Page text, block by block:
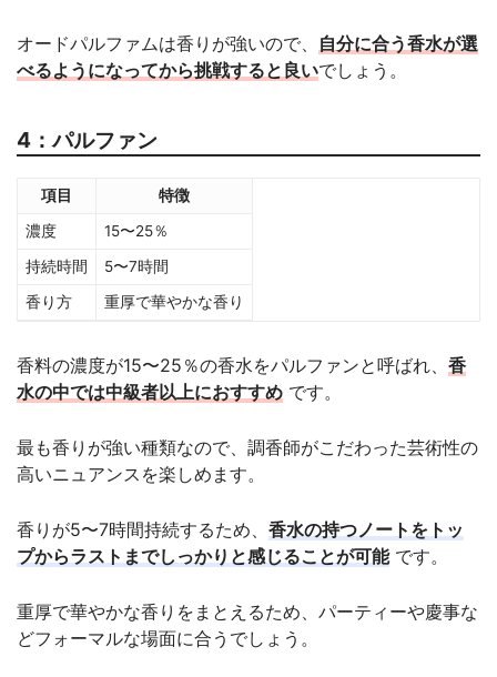
オードパルファムは香りが強いので、 自分に合う香水が選
べるようになってから挑戦すると良いでしょう。
4：パルファン
項目
特徴
濃度
15〜25％
持続時間
5〜7時間
香り方
重厚で華やかな香り
香料の濃度が15〜25％の香水をパルファンと呼ばれ、 香
水の中では中級者以上におすすめ です。
最も香りが強い種類なので、調香師がこだわった芸術性の
高いニュアンスを楽しめます。
香りが5〜7時間持続するため、 香水の持つノートをトッ
プからラストまでしっかりと感じることが可能です。
重厚で華やかな香りをまとえるため、パーティーや慶事な
どフォーマルな場面に合うでしょう。